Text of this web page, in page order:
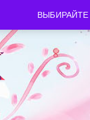
+7 903 544 11 18 г.